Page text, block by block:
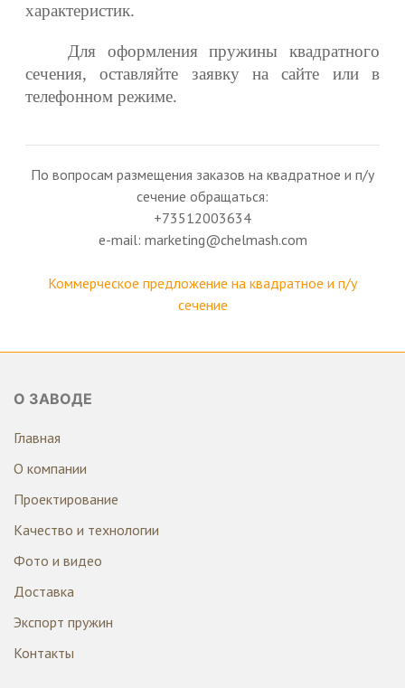
характеристик.
Для оформления пружины квадратного
сечения, оставляйте заявку на сайте или в
телефонном режиме.
По вопросам размещения заказов на квадратное и п/у
сечение обращаться:
+73512003634
e-mail: marketing@chelmash.com
Коммерческое предложение на квадратное и п/у
сечение
О ЗАВОДЕ
Главная
О компании
Проектирование
Качество и технологии
Фото и видео
Доставка
Экспорт пружин
Контакты